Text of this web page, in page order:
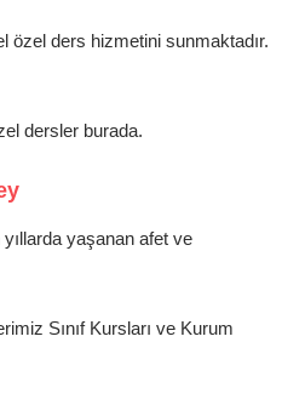
özel ders hizmetini sunmaktadır.
dersler burada.
yaşanan afet ve
Sınıf Kursları ve Kurum